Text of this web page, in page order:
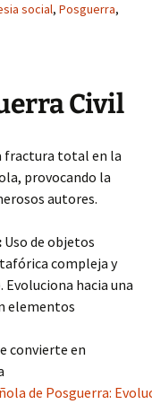
social, Posguerra,
Civil
fractura total en la
provocando la
autores.
Uso de objetos
compleja y
hacia una
elementos
convierte en
de Posguerra: